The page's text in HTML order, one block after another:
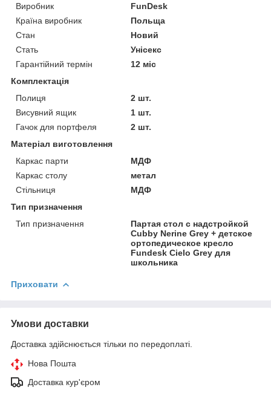
Виробник
FunDesk
Країна виробник
Польща
Стан
Новий
Стать
Унісекс
Гарантійний термін
12 міс
Комплектація
Полиця
2 шт.
Висувний ящик
1 шт.
Гачок для портфеля
2 шт.
Матеріал виготовлення
Каркас парти
МДФ
Каркас столу
метал
Стільниця
МДФ
Тип призначення
Тип призначення
Партая стол с надстройкой
Cubby Nerine Grey + детское
ортопедическое кресло
Fundesk Cielo Grey для
школьника
Приховати
Умови доставки
Доставка здійснюється тільки по передоплаті.
Нова Пошта
Доставка кур'єром